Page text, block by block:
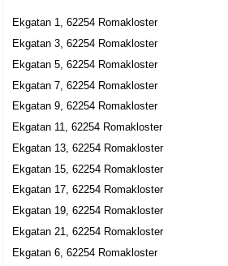
Ekgatan 1, 62254 Romakloster
Ekgatan 3, 62254 Romakloster
Ekgatan 5, 62254 Romakloster
Ekgatan 7, 62254 Romakloster
Ekgatan 9, 62254 Romakloster
Ekgatan 11, 62254 Romakloster
Ekgatan 13, 62254 Romakloster
Ekgatan 15, 62254 Romakloster
Ekgatan 17, 62254 Romakloster
Ekgatan 19, 62254 Romakloster
Ekgatan 21, 62254 Romakloster
Ekgatan 6, 62254 Romakloster